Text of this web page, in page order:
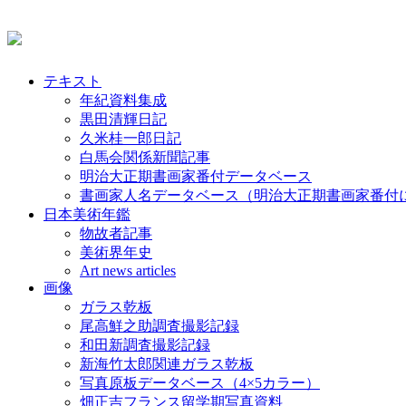
テキスト
年紀資料集成
黒田清輝日記
久米桂一郎日記
白馬会関係新聞記事
明治大正期書画家番付データベース
書画家人名データベース（明治大正期書画家番付
日本美術年鑑
物故者記事
美術界年史
Art news articles
画像
ガラス乾板
尾高鮮之助調査撮影記録
和田新調査撮影記録
新海竹太郎関連ガラス乾板
写真原板データベース（4×5カラー）
畑正吉フランス留学期写真資料